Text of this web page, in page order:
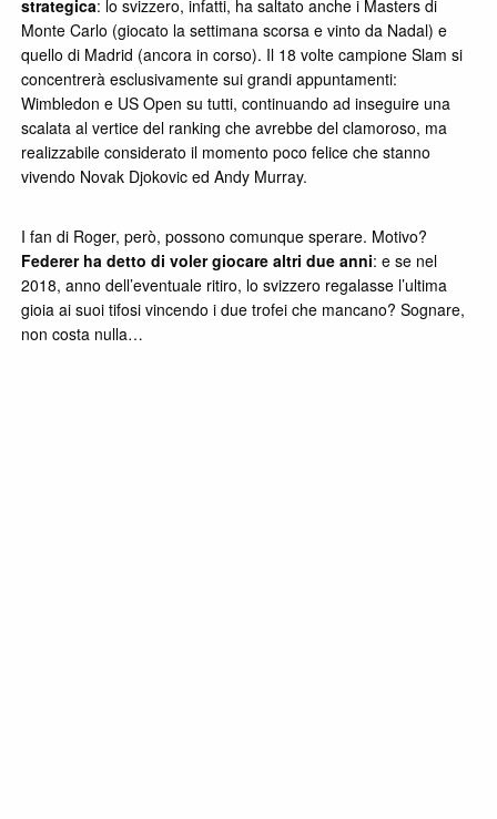
strategica: lo svizzero, infatti, ha saltato anche i Masters di
Monte Carlo (giocato la settimana scorsa e vinto da Nadal) e
quello di Madrid (ancora in corso). Il 18 volte campione Slam si
concentrerà esclusivamente sui grandi appuntamenti:
Wimbledon e US Open su tutti, continuando ad inseguire una
scalata al vertice del ranking che avrebbe del clamoroso, ma
realizzabile considerato il momento poco felice che stanno
vivendo Novak Djokovic ed Andy Murray.
I fan di Roger, però, possono comunque sperare. Motivo?
Federer ha detto di voler giocare altri due anni: e se nel
2018, anno dell’eventuale ritiro, lo svizzero regalasse l’ultima
gioia ai suoi tifosi vincendo i due trofei che mancano? Sognare,
non costa nulla…